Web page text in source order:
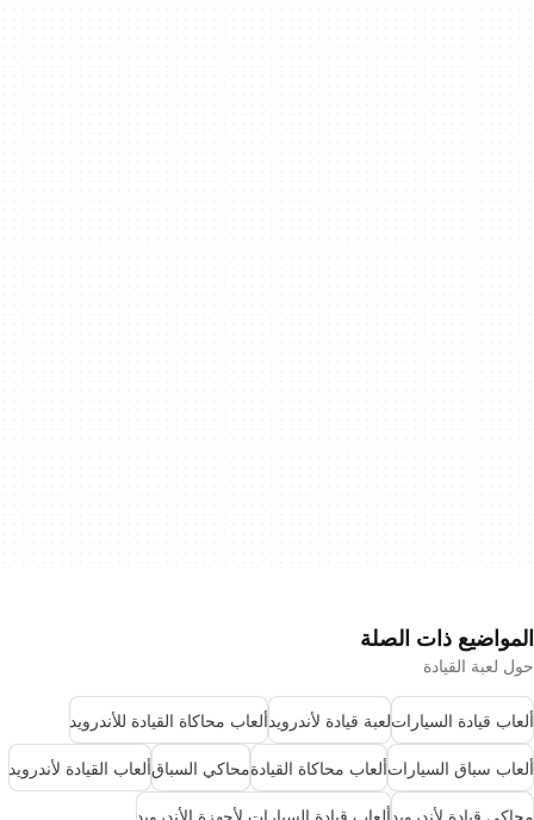
المواضيع ذات الصلة
حول لعبة القيادة
ألعاب قيادة السياراتلعبة قيادة لأندرويدألعاب محاكاة القيادة للأندرويد
ألعاب سباق السياراتألعاب محاكاة القيادةمحاكي السباقألعاب القيادة لأندرويد
محاكي قيادة لأندرويدألعاب قيادة السيارات لأجهزة الأندرويد